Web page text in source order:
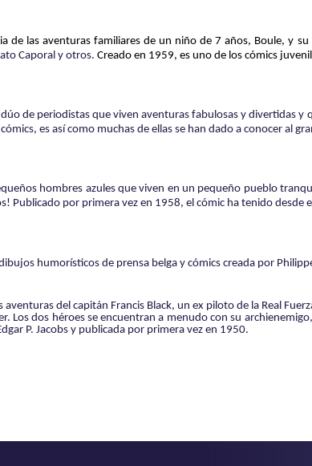
de las aventuras familiares de un niño de 7 años, Boule, y
Caporal y otros. Creado en 1959, es uno de los cómics
de periodistas que viven aventuras fabulosas y divertidas
es así como muchas de ellas se han dado a conocer al
hombres azules que viven en un pequeño pueblo
Publicado por primera vez en 1958, el cómic ha tenido
humorísticos de prensa belga ycómics creada por
aventuras del capitán Francis Black, un ex piloto de la Real
Los dos héroes se encuentran a menudo con su
P. Jacobs y publicada por primera vez en 1950.